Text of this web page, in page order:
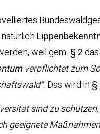
weil gem. § 2
verpflichtet zum
. Das wird in §
sind zu
geeignete